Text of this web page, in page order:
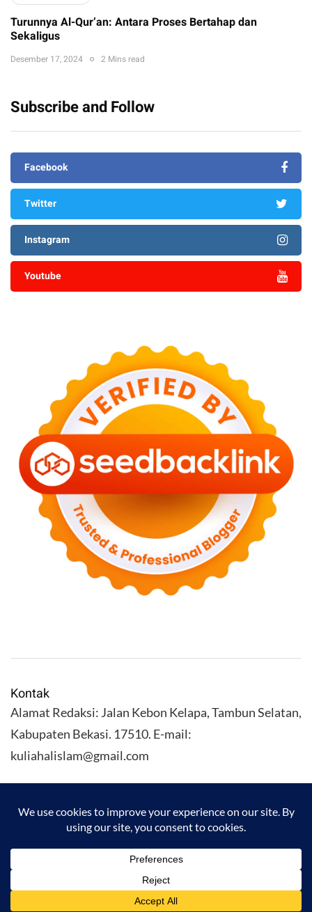
Turunnya Al-Qur’an: Antara Proses Bertahap dan
Sekaligus
Desember 17, 2024 2 Mins read
Subscribe and Follow
Facebook
Twitter
Instagram
Youtube
Kontak
Alamat Redaksi: Jalan Kebon Kelapa, Tambun Selatan,
Kabupaten Bekasi. 17510. E-mail:
kuliahalislam@gmail.com
KULIAHALISLAM.COM Copyright (C) 2026